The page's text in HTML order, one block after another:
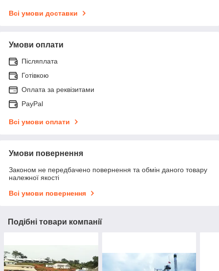
Всі умови доставки
Умови оплати
Післяплата
Готівкою
Оплата за реквізитами
PayPal
Всі умови оплати
Умови повернення
Законом не передбачено повернення та обмін даного товару
належної якості
Всі умови повернення
Подібні товари компанії